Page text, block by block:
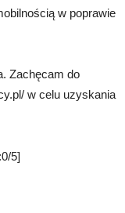
w poprawie
Zachęcam do
w celu uzyskania
5]